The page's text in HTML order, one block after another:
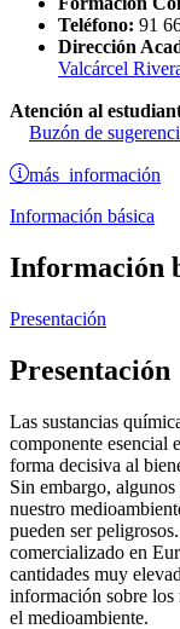
Teléfono: 91
Dirección
Valcárcel
Atención al
Buzón de
más información
Información básica
Información
Presentación
Presentación
Las sustancias
componente esencial
forma decisiva al
Sin embargo,
nuestro
pueden ser
comercializado en
cantidades muy
información sobre los
el medioambiente.